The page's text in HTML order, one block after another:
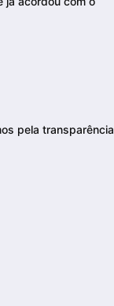
pela transparência